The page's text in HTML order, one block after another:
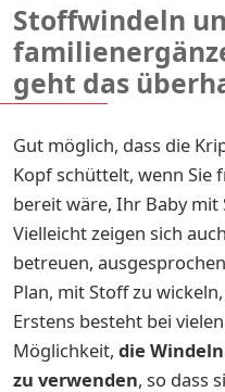
Stoffwindeln
geht das
Gut möglich, dass die
Kopf schüttelt, wenn Sie
bereit wäre, Ihr Baby
Vielleicht zeigen sich
betreuen,
Plan, mit Stoff zu
Erstens besteht bei
Möglichkeit, die
zu verwenden, so dass